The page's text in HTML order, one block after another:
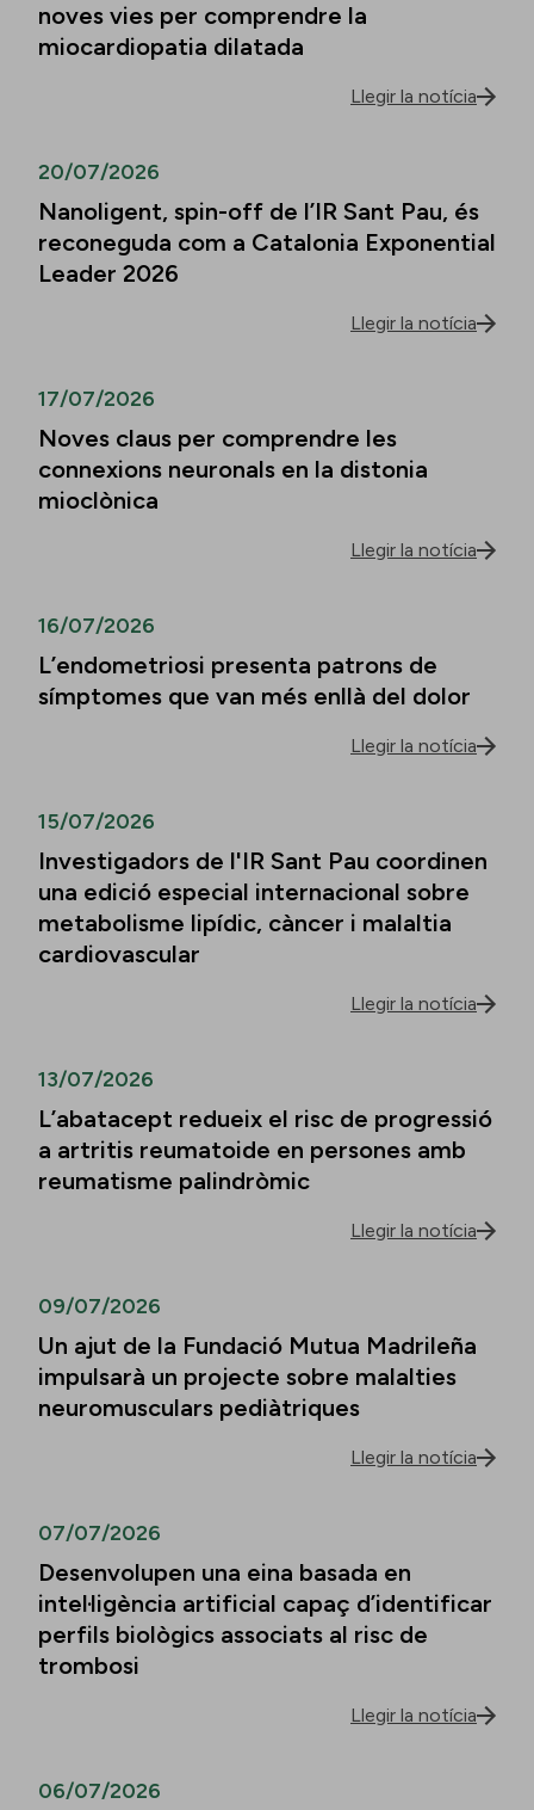
noves vies per comprendre la
miocardiopatia dilatada
Llegir la notícia
20/07/2026
Nanoligent, spin-off de l’IR Sant Pau, és
reconeguda com a Catalonia Exponential
Leader 2026
Llegir la notícia
17/07/2026
Noves claus per comprendre les
connexions neuronals en la distonia
mioclònica
Llegir la notícia
16/07/2026
L’endometriosi presenta patrons de
símptomes que van més enllà del dolor
Llegir la notícia
15/07/2026
Investigadors de l'IR Sant Pau coordinen
una edició especial internacional sobre
metabolisme lipídic, càncer i malaltia
cardiovascular
Llegir la notícia
13/07/2026
L’abatacept redueix el risc de progressió
a artritis reumatoide en persones amb
reumatisme palindròmic
Llegir la notícia
09/07/2026
Un ajut de la Fundació Mutua Madrileña
impulsarà un projecte sobre malalties
neuromusculars pediàtriques
Llegir la notícia
07/07/2026
Desenvolupen una eina basada en
intel·ligència artificial capaç d’identificar
perfils biològics associats al risc de
trombosi
Llegir la notícia
06/07/2026